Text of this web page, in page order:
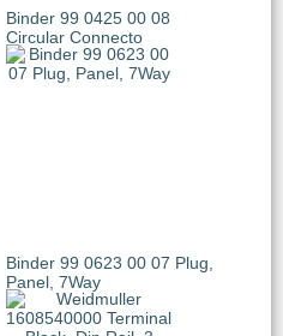
Binder 99 0425 00 08
Circular Connecto
Binder 99 0623 00 07 Plug,
Panel, 7Way